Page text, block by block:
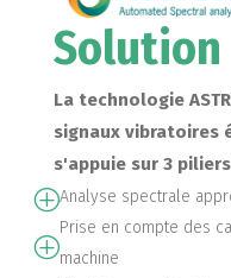
Solution
La technologie
signaux vibratoires
s'appuie sur 3
PAnalyse spectrale
P
Prise en compte des
machine